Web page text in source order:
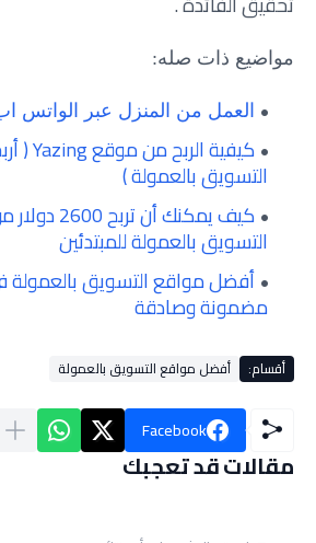
مواضيع ذات صله:
العمل من المنزل عبر الواتس
التسويق بالعمولة )
التسويق بالعمولة للمبتدئين
أفضل مواقع التسويق بالعمولة
مضمونة وصادقة
أقسام: أفضل مواقع التسويق بالعمولة
Facebook
مقالات قد تعجبك